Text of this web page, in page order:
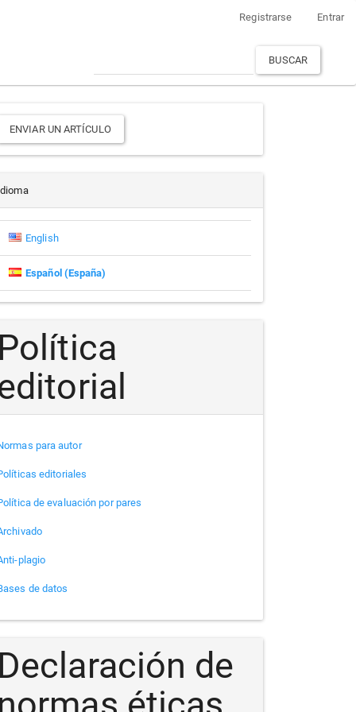
Registrarse Entrar
BUSCAR
ENVIAR UN ARTÍCULO
English
Español (España)
Política
para autor
editoriales
de evaluación por pares
plagio
de datos
Declaración de